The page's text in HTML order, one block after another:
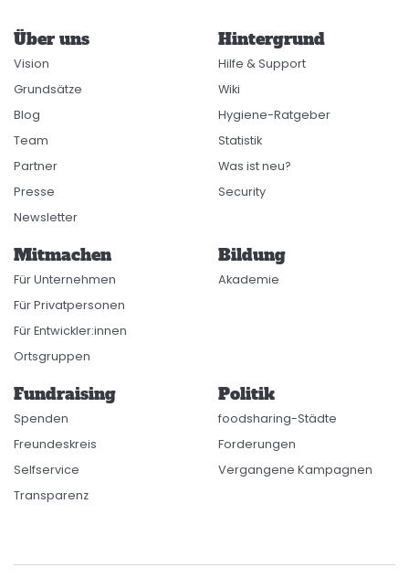
Über uns
Vision
Grundsätze
Blog
Team
Partner
Presse
Newsletter
Hintergrund
Hilfe & Support
Wiki
Hygiene-Ratgeber
Statistik
Was ist neu?
Security
Mitmachen
Für Unternehmen
Für Privatpersonen
Für Entwickler:innen
Ortsgruppen
Bildung
Akademie
Fundraising
Spenden
Freundeskreis
Selfservice
Transparenz
Politik
foodsharing-Städte
Forderungen
Vergangene Kampagnen